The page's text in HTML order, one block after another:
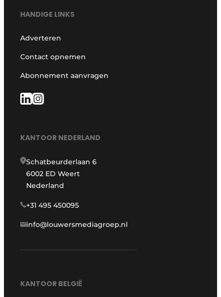
HANDIGE LINKS
Adverteren
Contact opnemen
Abonnement aanvragen
KANTOOR NEDERLAND
Schatbeurderlaan 6
6002 ED Weert
Nederland
+31 495 450095
info@louwersmediagroep.nl
KANTOOR BELGIË